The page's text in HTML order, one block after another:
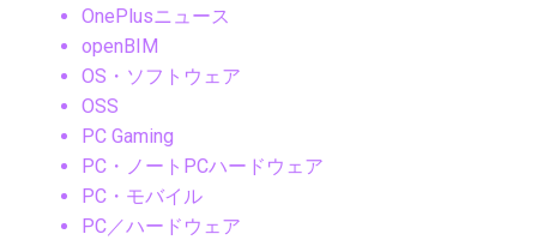
OnePlusニュース
openBIM
OS・ソフトウェア
OSS
PC Gaming
PC・ノートPCハードウェア
PC・モバイル
PC／ハードウェア